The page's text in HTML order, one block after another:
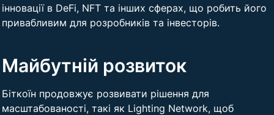
інновації в DeFi, NFT та інших сферах, що робить його
привабливим для розробників та інвесторів.
Майбутній розвиток
Біткоїн продовжує розвивати рішення для
масштабованості, такі як Lighting Network, щоб